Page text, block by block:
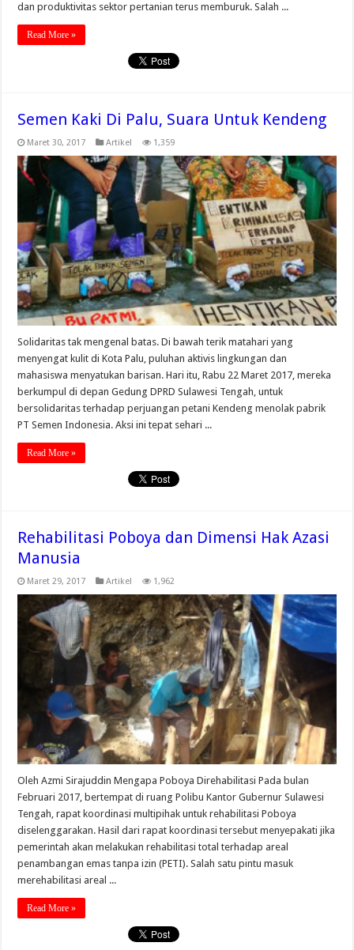
dan produktivitas sektor pertanian terus memburuk. Salah ...
Read More »
Semen Kaki Di Palu, Suara Untuk Kendeng
Maret 30, 2017 Artikel 1,359
Solidaritas tak mengenal batas. Di bawah terik matahari yang
menyengat kulit di Kota Palu, puluhan aktivis lingkungan dan
mahasiswa menyatukan barisan. Hari itu, Rabu 22 Maret 2017, mereka
berkumpul di depan Gedung DPRD Sulawesi Tengah, untuk
bersolidaritas terhadap perjuangan petani Kendeng menolak pabrik
PT Semen Indonesia. Aksi ini tepat sehari ...
Read More »
Rehabilitasi Poboya dan Dimensi Hak Azasi
Manusia
Maret 29, 2017 Artikel 1,962
Oleh Azmi Sirajuddin Mengapa Poboya Direhabilitasi Pada bulan
Februari 2017, bertempat di ruang Polibu Kantor Gubernur Sulawesi
Tengah, rapat koordinasi multipihak untuk rehabilitasi Poboya
diselenggarakan. Hasil dari rapat koordinasi tersebut menyepakati jika
pemerintah akan melakukan rehabilitasi total terhadap areal
penambangan emas tanpa izin (PETI). Salah satu pintu masuk
merehabilitasi areal ...
Read More »